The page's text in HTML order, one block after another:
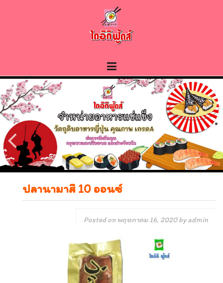
ปลานามาสึ 10 ออนซ์
Posted onพฤษภาคม 16, 2020byadmin